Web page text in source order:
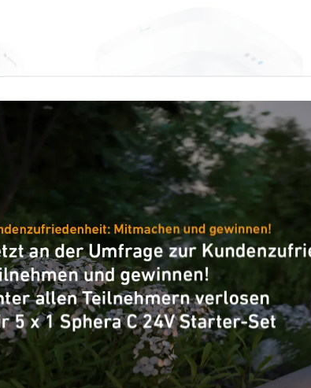
Präsenzmelder - Professional Line
IR Quattro 8m